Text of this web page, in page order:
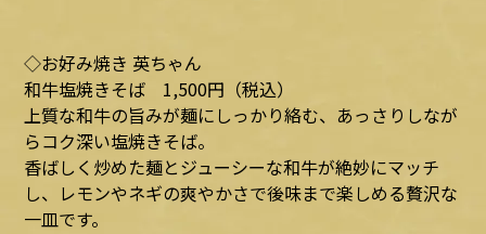
◇お好み焼き 英ちゃん
和牛塩焼きそば 1,500円（税込）
上質な和牛の旨みが麺にしっかり絡む、あっさりしなが
らコク深い塩焼きそば。
香ばしく炒めた麺とジューシーな和牛が絶妙にマッチ
し、レモンやネギの爽やかさで後味まで楽しめる贅沢な
一皿です。